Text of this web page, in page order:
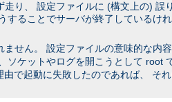
り、 設定ファイルに (構文上の)
ることでサーバが終了しているけ
せん。 設定ファイルの意味的な内
ソケットやログを開こうとして root
で起動に失敗したのであれば、 そ